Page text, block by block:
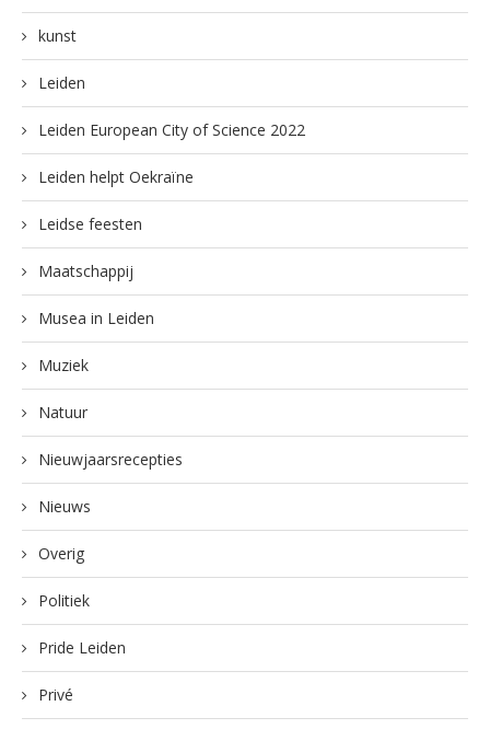
kunst
Leiden
Leiden European City of Science 2022
Leiden helpt Oekraïne
Leidse feesten
Maatschappij
Musea in Leiden
Muziek
Natuur
Nieuwjaarsrecepties
Nieuws
Overig
Politiek
Pride Leiden
Privé